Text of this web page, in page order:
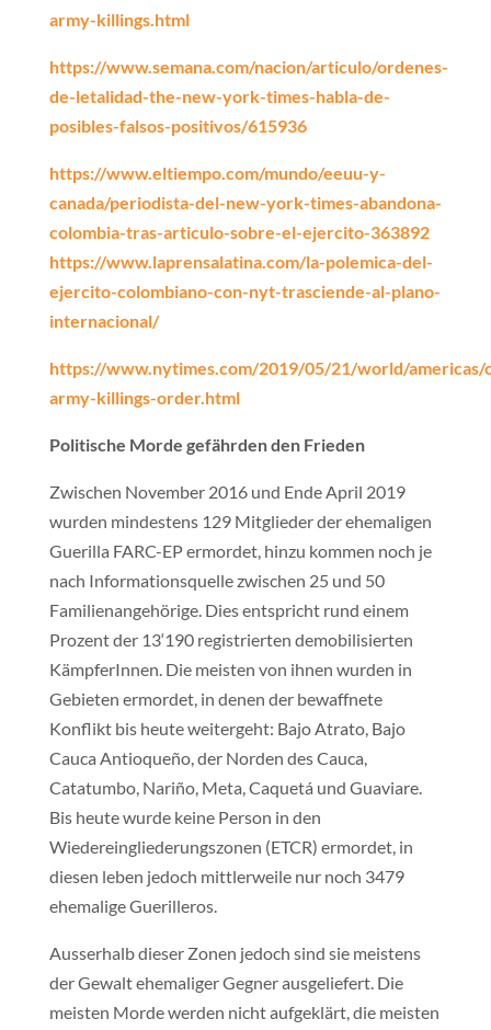
army-killings.html
https://www.semana.com/nacion/articulo/ordenes-
de-letalidad-the-new-york-times-habla-de-
posibles-falsos-positivos/615936
https://www.eltiempo.com/mundo/eeuu-y-
canada/periodista-del-new-york-times-abandona-
colombia-tras-articulo-sobre-el-ejercito-363892
https://www.laprensalatina.com/la-polemica-del-
ejercito-colombiano-con-nyt-trasciende-al-plano-
internacional/
https://www.nytimes.com/2019/05/21/world/americas/
army-killings-order.html
Politische Morde gefährden den Frieden
Zwischen November 2016 und Ende April 2019
wurden mindestens 129 Mitglieder der ehemaligen
Guerilla FARC-EP ermordet, hinzu kommen noch je
nach Informationsquelle zwischen 25 und 50
Familienangehörige. Dies entspricht rund einem
Prozent der 13‘190 registrierten demobilisierten
KämpferInnen. Die meisten von ihnen wurden in
Gebieten ermordet, in denen der bewaffnete
Konflikt bis heute weitergeht: Bajo Atrato, Bajo
Cauca Antioqueño, der Norden des Cauca,
Catatumbo, Nariño, Meta, Caquetá und Guaviare.
Bis heute wurde keine Person in den
Wiedereingliederungszonen (ETCR) ermordet, in
diesen leben jedoch mittlerweile nur noch 3479
ehemalige Guerilleros.
Ausserhalb dieser Zonen jedoch sind sie meistens
der Gewalt ehemaliger Gegner ausgeliefert. Die
meisten Morde werden nicht aufgeklärt, die meisten